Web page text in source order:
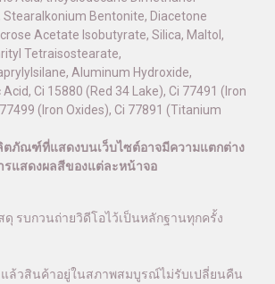
Stearalkonium Bentonite, Diacetone
Acetate Isobutyrate, Silica, Maltol,
Tetraisostearate,
Aluminum Hydroxide,
Ci 15880 (Red 34 Lake), Ci 77491 (Iron
(Iron Oxides), Ci 77891 (Titanium
ตภัณฑ์ที่แสดงบนเว็บไซต์อาจมีความแตกต่าง
รแสดงผลสีของแต่ละหน้าจอ
รบกวนถ่ายวิดีโอไว้เป็นหลักฐานทุกครั้ง
ล้วสินค้าอยู่ในสภาพสมบูรณ์ไม่รับเปลี่ยนคืน